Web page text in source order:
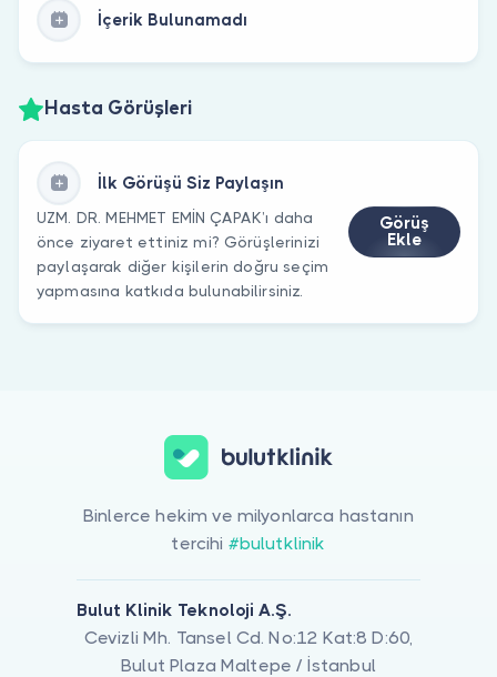
İçerik Bulunamadı
Hasta Görüşleri
İlk Görüşü Siz Paylaşın
UZM. DR. MEHMET EMİN ÇAPAK’ı daha
önce ziyaret ettiniz mi? Görüşlerinizi
paylaşarak diğer kişilerin doğru seçim
yapmasına katkıda bulunabilirsiniz.
Görüş
Ekle
Binlerce hekim ve milyonlarca hastanın
tercihi #bulutklinik
Bulut Klinik Teknoloji A.Ş.
Cevizli Mh. Tansel Cd. No:12 Kat:8 D:60,
Bulut Plaza Maltepe / İstanbul